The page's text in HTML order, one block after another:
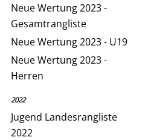
Neue Wertung 2023 -
Gesamtrangliste
Neue Wertung 2023 - U19
Neue Wertung 2023 -
Herren
2022
Jugend Landesrangliste
2022